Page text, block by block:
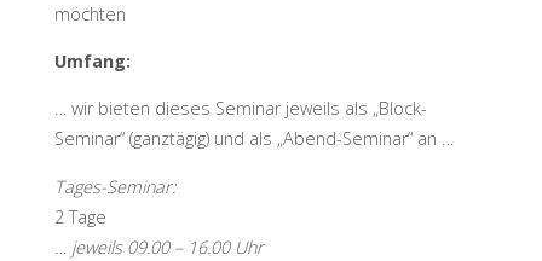
möchten
Umfang:
… wir bieten dieses Seminar jeweils als „Block-
Seminar“ (ganztägig) und als „Abend-Seminar“ an …
Tages-Seminar:
2 Tage
… jeweils 09.00 – 16.00 Uhr